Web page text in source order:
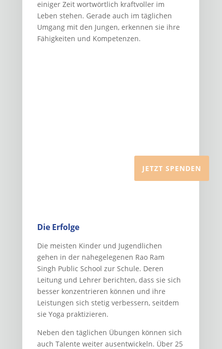
einiger Zeit wortwörtlich kraftvoller im
Leben stehen. Gerade auch im täglichen
Umgang mit den Jungen, erkennen sie ihre
Fähigkeiten und Kompetenzen.
JETZT SPENDEN
Die Erfolge
Die meisten Kinder und Jugendlichen
gehen in der nahegelegenen Rao Ram
Singh Public School zur Schule. Deren
Leitung und Lehrer berichten, dass sie sich
besser konzentrieren können und ihre
Leistungen sich stetig verbessern, seitdem
sie Yoga praktizieren.
Neben den täglichen Übungen können sich
auch Talente weiter ausentwickeln. Über 25